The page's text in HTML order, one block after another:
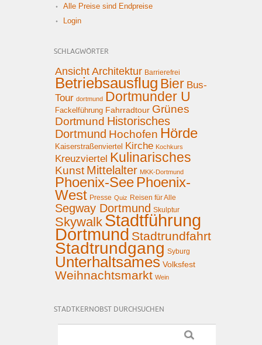
Alle Preise sind Endpreise
Login
SCHLAGWÖRTER
Ansicht Architektur Barrierefrei
Betriebsausflug Bier Bus-
Tour dortmund Dortmunder U
Fackelführung Fahrradtour Grünes
Dortmund Historisches
Dortmund Hochofen Hörde
Kaiserstraßenviertel Kirche Kochkurs
Kreuzviertel Kulinarisches
Kunst Mittelalter MKK-Dortmund
Phoenix-See Phoenix-
West Presse Quiz Reisen für Alle
Segway Dortmund Skulptur
Skywalk Stadtführung
Dortmund Stadtrundfahrt
Stadtrundgang Syburg
Unterhaltsames Volksfest
Weihnachtsmarkt Wein
STADTKERNOBST DURCHSUCHEN